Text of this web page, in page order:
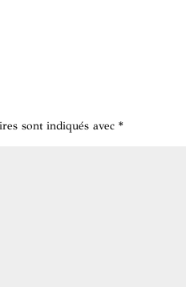
sont indiqués avec *